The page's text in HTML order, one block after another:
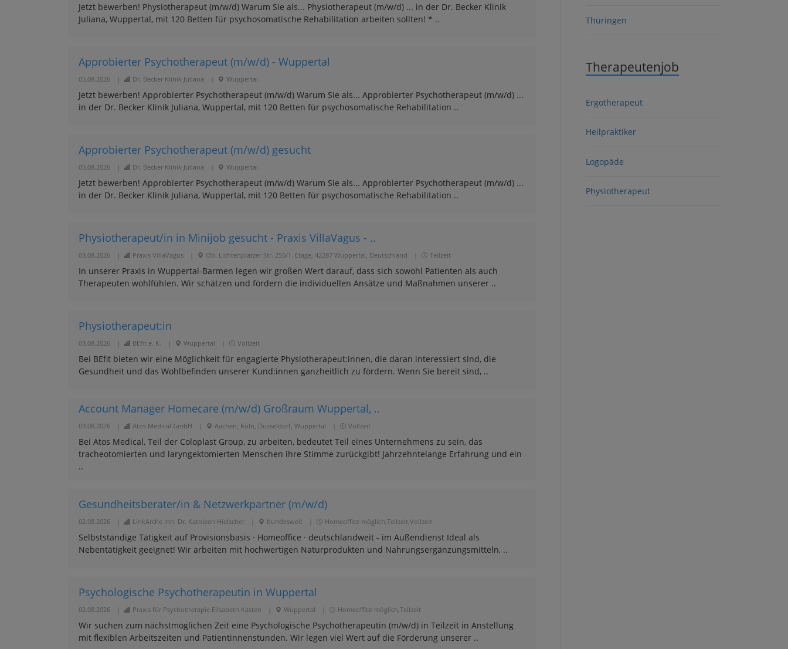
Jetzt bewerben! Physiotherapeut (m/w/d) Warum Sie als... Physiotherapeut (m/w/d) ... in der Dr. Becker Klinik
Juliana, Wuppertal, mit 120 Betten für psychosomatische Rehabilitation arbeiten sollten! * ..
Approbierter Psychotherapeut (m/w/d) - Wuppertal
05.08.2026 Dr. Becker Klinik Juliana Wuppertal
Jetzt bewerben! Approbierter Psychotherapeut (m/w/d) Warum Sie als... Approbierter Psychotherapeut (m/w/d) ...
in der Dr. Becker Klinik Juliana, Wuppertal, mit 120 Betten für psychosomatische Rehabilitation ..
Approbierter Psychotherapeut (m/w/d) gesucht
05.08.2026 Dr. Becker Klinik Juliana Wuppertal
Jetzt bewerben! Approbierter Psychotherapeut (m/w/d) Warum Sie als... Approbierter Psychotherapeut (m/w/d) ...
in der Dr. Becker Klinik Juliana, Wuppertal, mit 120 Betten für psychosomatische Rehabilitation ..
Physiotherapeut/in in Minijob gesucht - Praxis VillaVagus - ..
03.08.2026 Praxis VillaVagus Ob. Lichtenplatzer Str. 255/1. Etage, 42287 Wuppertal, Deutschland Teilzeit
In unserer Praxis in Wuppertal-Barmen legen wir großen Wert darauf, dass sich sowohl Patienten als auch
Therapeuten wohlfühlen. Wir schätzen und fördern die individuellen Ansätze und Maßnahmen unserer ..
Physiotherapeut:in
03.08.2026 BEfit e. K. Wuppertal Vollzeit
Bei BEfit bieten wir eine Möglichkeit für engagierte Physiotherapeut:innen, die daran interessiert sind, die
Gesundheit und das Wohlbefinden unserer Kund:innen ganzheitlich zu fördern. Wenn Sie bereit sind, ..
Account Manager Homecare (m/w/d) Großraum Wuppertal, ..
03.08.2026 Atos Medical GmbH Aachen, Köln, Düsseldorf, Wuppertal Vollzeit
Bei Atos Medical, Teil der Coloplast Group, zu arbeiten, bedeutet Teil eines Unternehmens zu sein, das
tracheotomierten und laryngektomierten Menschen ihre Stimme zurückgibt! Jahrzehntelange Erfahrung und ein
..
Gesundheitsberater/in & Netzwerkpartner (m/w/d)
02.08.2026 LinkArche Inh. Dr. Kathleen Hielscher bundesweit Homeoffice möglich,Teilzeit,Vollzeit
Selbstständige Tätigkeit auf Provisionsbasis · Homeoffice · deutschlandweit - im Außendienst Ideal als
Nebentätigkeit geeignet! Wir arbeiten mit hochwertigen Naturprodukten und Nahrungsergänzungsmitteln, ..
Psychologische Psychotherapeutin in Wuppertal
02.08.2026 Praxis für Psychotherapie Elisabeth Kasten Wuppertal Homeoffice möglich,Teilzeit
Wir suchen zum nächstmöglichen Zeit eine Psychologische Psychotherapeutin (m/w/d) in Teilzeit in Anstellung
mit flexiblen Arbeitszeiten und Patientinnenstunden. Wir legen viel Wert auf die Förderung unserer ..
Thüringen
Therapeutenjob
Ergotherapeut
Heilpraktiker
Logopäde
Physiotherapeut